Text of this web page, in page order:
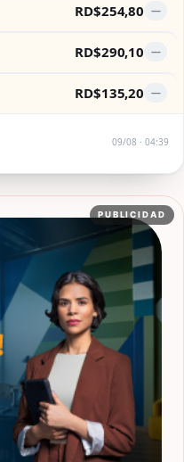
RD$254,80 —
RD$290,10 —
RD$135,20 —
09/08 · 04:39
PUBLICIDAD